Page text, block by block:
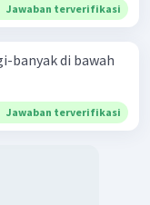
Jawaban terverifikasi
banyak di bawah
Jawaban terverifikasi